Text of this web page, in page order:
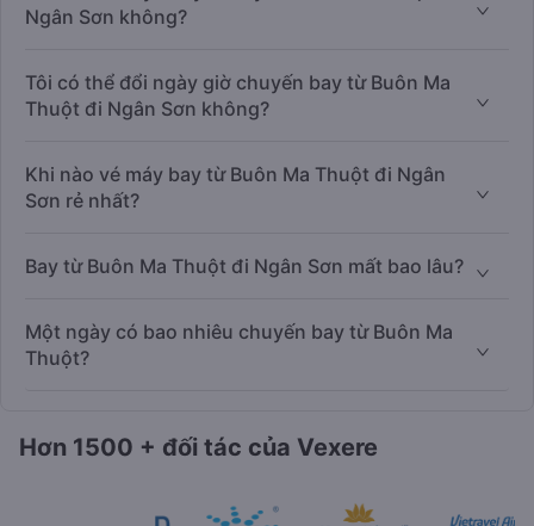
Ngân Sơn không?
Tôi có thể đổi ngày giờ chuyến bay từ Buôn Ma
Thuột đi Ngân Sơn không?
Khi nào vé máy bay từ Buôn Ma Thuột đi Ngân
Sơn rẻ nhất?
Bay từ Buôn Ma Thuột đi Ngân Sơn mất bao lâu?
Một ngày có bao nhiêu chuyến bay từ Buôn Ma
Thuột?
Hơn 1500 + đối tác của Vexere